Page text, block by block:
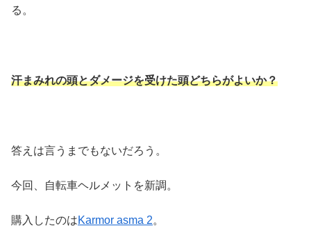
る。
汗まみれの頭とダメージを受けた頭どちらがよいか？
答えは言うまでもないだろう。
今回、自転車ヘルメットを新調。
購入したのはKarmor asma 2。